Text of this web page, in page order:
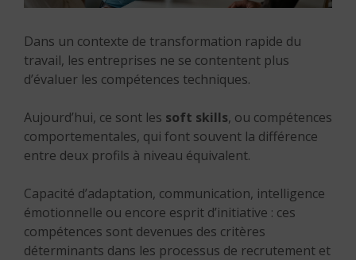
Dans un contexte de transformation rapide du
travail, les entreprises ne se contentent plus
d’évaluer les compétences techniques.
Aujourd’hui, ce sont les soft skills, ou compétences
comportementales, qui font souvent la différence
entre deux profils à niveau équivalent.
Capacité d’adaptation, communication, intelligence
émotionnelle ou encore esprit d’initiative : ces
compétences sont devenues des critères
déterminants dans les processus de recrutement et